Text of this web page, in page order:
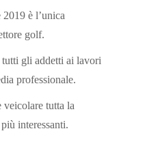
2019 è l’unica
golf.
tutti gli addetti ai lavori
professionale.
veicolare tutta la
interessanti.